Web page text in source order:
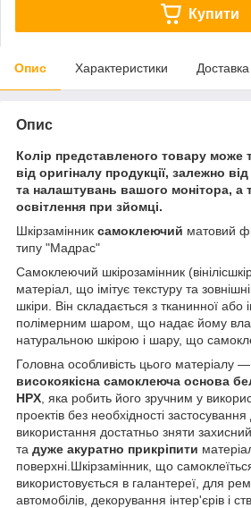
Купити
Опис Характеристики Доставка
Опис
Колір представленого товару може
від оригіналу продукції, залежно
та налаштувань вашого монітора, а
освітлення при зйомці.
Шкірзамінник самоклеючий матовий
типу "Мадрас"
Самоклеючий шкірозамінник
матеріал, що імітує текстуру та
шкіри. Він складається з тканинної або
полімерним шаром, що надає йому
натуральною шкірою і шару, що
Головна особливість цього матеріалу —
високоякісна самоклеюча основа
HPX , яка робить його зручним у
проектів без необхідності
використання достатньо зняти
та дуже акуратно прикріпити
поверхні.Шкірзамінник, що
використовується в галантереї, для
автомобілів, декорування інтер'єрів і